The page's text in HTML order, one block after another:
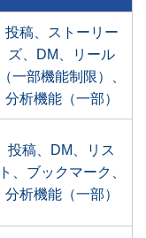
投稿、ストーリー
ズ、DM、リール
（一部機能制限）、
分析機能（一部）
投稿、DM、リス
ト、ブックマーク、
分析機能（一部）